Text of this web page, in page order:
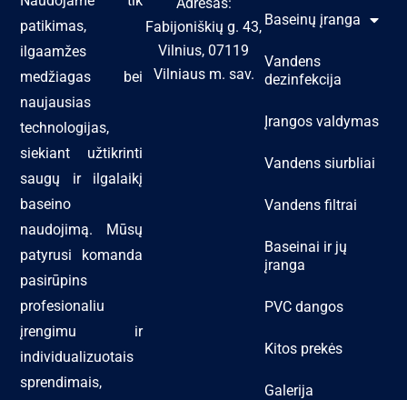
patikimas,
ilgaamžes
medžiagas bei
naujausias
technologijas,
siekiant užtikrinti
saugų ir ilgalaikį
baseino
naudojimą. Mūsų
patyrusi komanda
pasirūpins
profesionaliu
įrengimu ir
individualizuotais
sprendimais,
Adresas:
Fabijoniškių g. 43,
Vilnius, 07119
Vilniaus m. sav.
Baseinų įranga
Vandens
dezinfekcija
Įrangos valdymas
Vandens siurbliai
Vandens filtrai
Baseinai ir jų
įranga
PVC dangos
Kitos prekės
Galerija